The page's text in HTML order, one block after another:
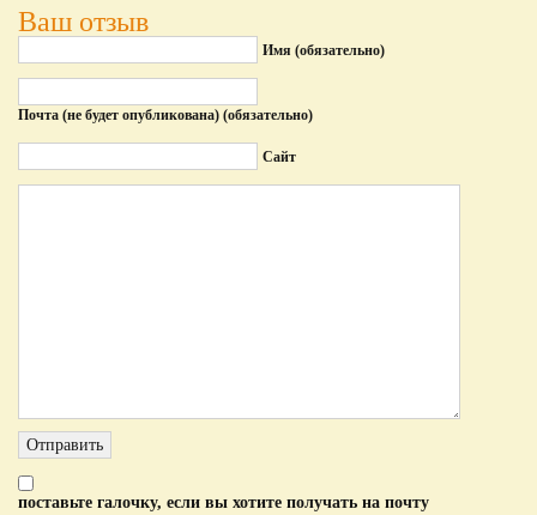
Ваш отзыв
Имя (обязательно)
Почта (не будет опубликована) (обязательно)
Сайт
поставьте галочку, если вы хотите получать на почту